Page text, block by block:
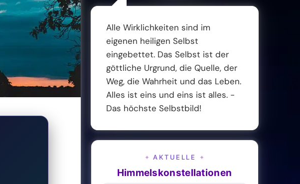
Alle Wirklichkeiten sind im
eigenen heiligen Selbst
eingebettet. Das Selbst ist der
göttliche Urgrund, die Quelle, der
Weg, die Wahrheit und das Leben.
Alles ist eins und eins ist alles. -
Das höchste Selbstbild!
✦ AKTUELLE ✦
Himmelskonstellationen